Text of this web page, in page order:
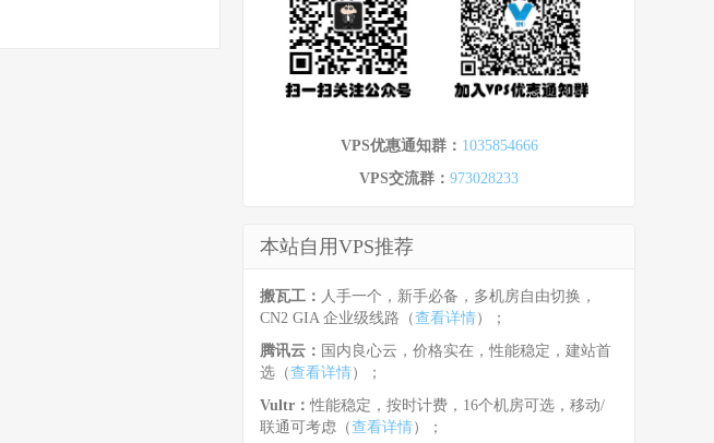
VPS优惠通知群： 1035854666
VPS交流群： 973028233
本站自用VPS推荐
搬瓦工： 人手一个，新手必备，多机房自由切换，
CN2 GIA 企业级线路（查看详情）；
腾讯云： 国内良心云，价格实在，性能稳定，建站首
选（查看详情）；
Vultr：性能稳定，按时计费，16个机房可选，移动/
联通可考虑（查看详情）；